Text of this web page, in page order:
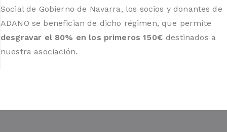
Social de Gobierno de Navarra, los socios y donantes de
ADANO se benefician de dicho régimen, que permite
desgravar el 80% en los primeros 150€ destinados a
nuestra asociación.